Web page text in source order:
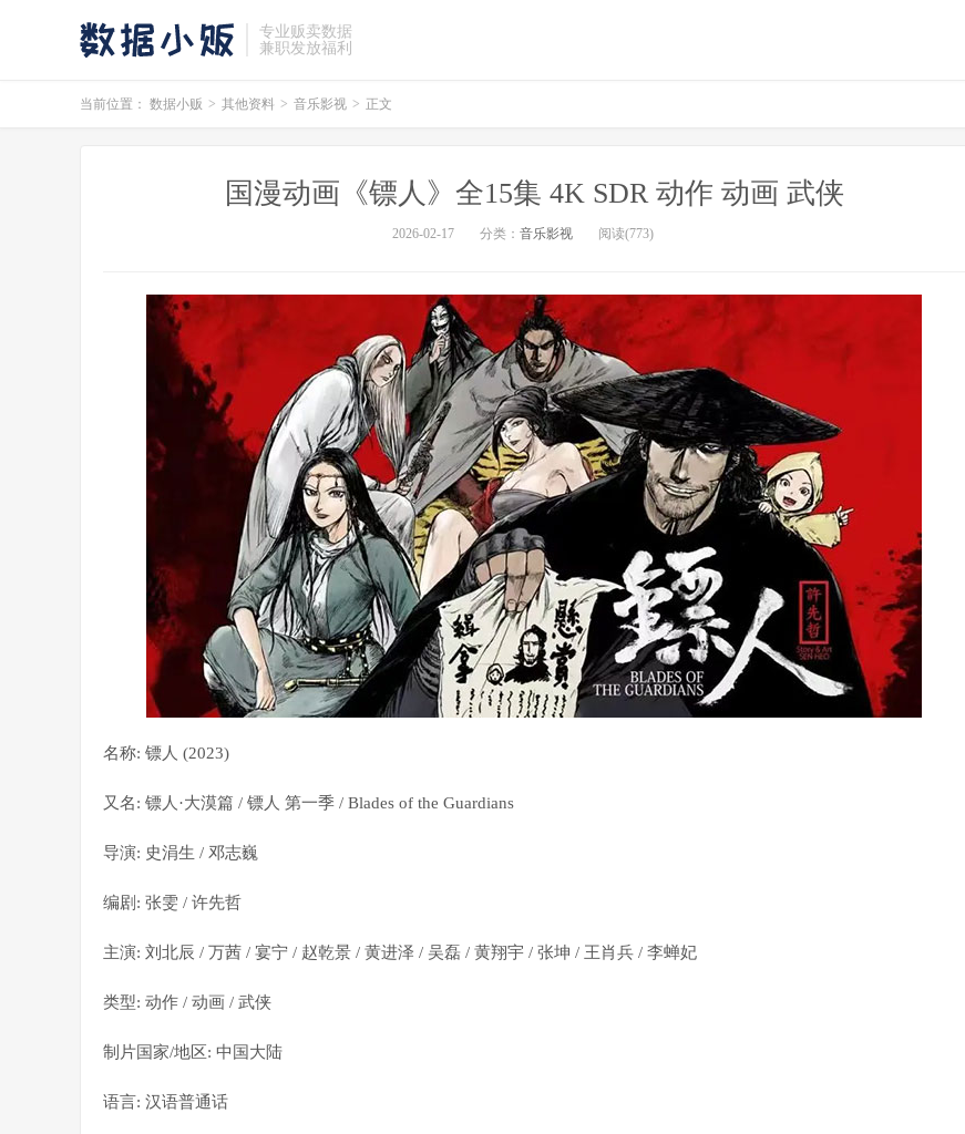
专业贩卖数据
兼职发放福利
当前位置： 数据小贩 > 其他资料 > 音乐影视 > 正文
国漫动画《镖人》全15集 4K SDR 动作 动画 武侠
2026-02-17 分类： 音乐影视 阅读(773)
名称: 镖人 (2023)
又名: 镖人·大漠篇 / 镖人 第一季 / Blades of the Guardians
导演: 史涓生 / 邓志巍
编剧: 张雯 / 许先哲
主演: 刘北辰 / 万茜 / 宴宁 / 赵乾景 / 黄进泽 / 吴磊 / 黄翔宇 / 张坤 / 王肖兵 / 李蝉妃
类型: 动作 / 动画 / 武侠
制片国家/地区: 中国大陆
语言: 汉语普通话